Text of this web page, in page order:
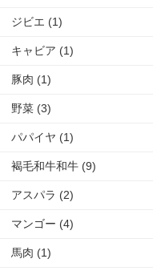
ジビエ (1)
キャビア (1)
豚肉 (1)
野菜 (3)
パパイヤ (1)
褐毛和牛和牛 (9)
アスパラ (2)
マンゴー (4)
馬肉 (1)